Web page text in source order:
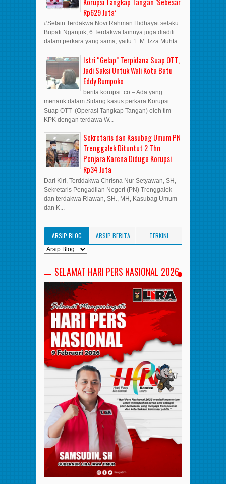
Rp629 Juta’
#Selain Terdakwa Novi Rahman Hidhayat selaku
Bupati Nganjuk, 6 Terdakwa lainnya juga diadili
dalam perkara yang sama, yaitu 1. M. Izza Muhta...
Istri “Gelap” Terpidana Suap OTT,
Jadi Saksi Untuk Wali Kota Batu
Eddy Rumpoko
berita korupsi .co – Ada yang
menarik dalam Sidang kasus perkara Korupsi
Suap OTT (Operasi Tangkap Tangan) oleh tim
KPK dengan terdawa W...
Sekretaris dan Kasubag Umum PN
Trenggalek Dituntut 2 Thn
Penjara Karena Diduga Korupsi
Rp34 Juta
Dari Kiri, Terddakwa Chrisna Nur Setyawan, SH,
Sekretaris Pengadilan Negeri (PN) Trenggalek
dan terdakwa Riawan, SH., MH, Kasubag Umum
dan K...
ARSIP BLOG ARSIP BERITA TERKINI
SELAMAT HARI PERS NASIONAL 2026